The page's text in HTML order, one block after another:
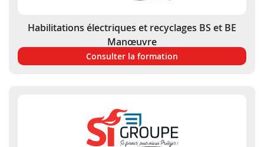
Habilitations électriques et recyclages BS et BE
Manœuvre
Consulter la formation